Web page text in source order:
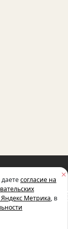
ФОНД
согласие на
Метрика, в